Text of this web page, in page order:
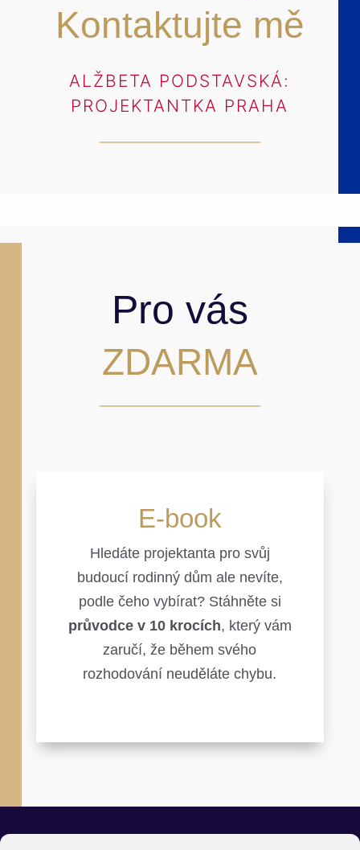
Kontaktujte mě
ALŽBETA PODSTAVSKÁ:
PROJEKTANTKA PRAHA
Pro vás
ZDARMA
E-book
Hledáte projektanta pro svůj
budoucí rodinný dům ale nevíte,
podle čeho vybírat? Stáhněte si
průvodce v 10 krocích, který vám
zaručí, že během svého
rozhodování neuděláte chybu.